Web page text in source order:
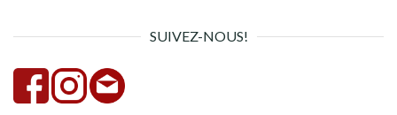
SUIVEZ-NOUS!